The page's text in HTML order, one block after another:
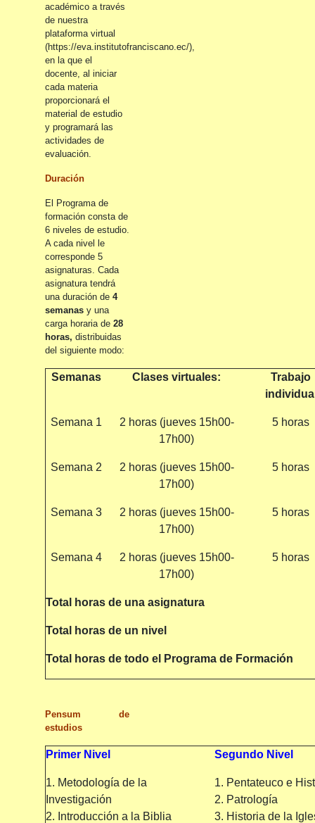
académico a través
de nuestra
plataforma virtual
(https://eva.institutofranciscano.ec/),
en la que el
docente, al iniciar
cada materia
proporcionará el
material de estudio
y programará las
actividades de
evaluación.
Duración
El Programa de
formación consta de
6 niveles de estudio.
A cada nivel le
corresponde 5
asignaturas. Cada
asignatura tendrá
una duración de 4
semanas y una
carga horaria de 28
horas, distribuidas
del siguiente modo:
Semanas Clases virtuales:
Trabajo
Semana 1
2 horas (jueves 15h00-
17h00)
5 horas
Semana 2
2 horas (jueves 15h00-
17h00)
5 horas
Semana 3
2 horas (jueves 15h00-
17h00)
5 horas
Semana 4
2 horas (jueves 15h00-
17h00)
5 horas
Total horas de una asignatura
Total horas de un nivel
Total horas de todo el Programa de Formación
Pensum de
estudios
Primer Nivel Segundo Nivel
1. Metodología de la
Investigación
2. Introducción a la Biblia
1. Pentateuco e
2. Patrología
3. Historia de la